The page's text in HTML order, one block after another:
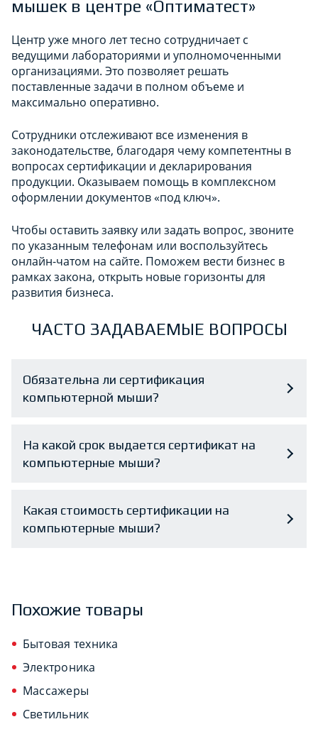
мышек в центре «Оптиматест»
Центр уже много лет тесно сотрудничает с
ведущими лабораториями и уполномоченными
организациями. Это позволяет решать
поставленные задачи в полном объеме и
максимально оперативно.
Сотрудники отслеживают все изменения в
законодательстве, благодаря чему компетентны в
вопросах сертификации и декларирования
продукции. Оказываем помощь в комплексном
оформлении документов «под ключ».
Чтобы оставить заявку или задать вопрос, звоните
по указанным телефонам или воспользуйтесь
онлайн-чатом на сайте. Поможем вести бизнес в
рамках закона, открыть новые горизонты для
развития бизнеса.
ЧАСТО ЗАДАВАЕМЫЕ ВОПРОСЫ
Обязательна ли сертификация
компьютерной мыши?
На какой срок выдается сертификат на
компьютерные мыши?
Какая стоимость сертификации на
компьютерные мыши?
Похожие товары
Бытовая техника
Электроника
Массажеры
Светильник